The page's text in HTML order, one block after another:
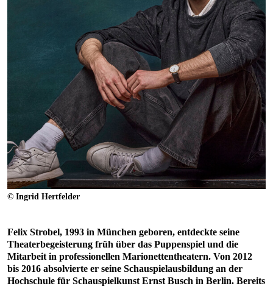
© Ingrid Hertfelder
Felix Strobel, 1993 in München geboren, entdeckte seine
Theaterbegeisterung früh über das Puppenspiel und die
Mitarbeit in professionellen Marionettentheatern. Von 2012
bis 2016 absolvierte er seine Schauspielausbildung an der
Hochschule für Schauspielkunst Ernst Busch in Berlin. Bereits